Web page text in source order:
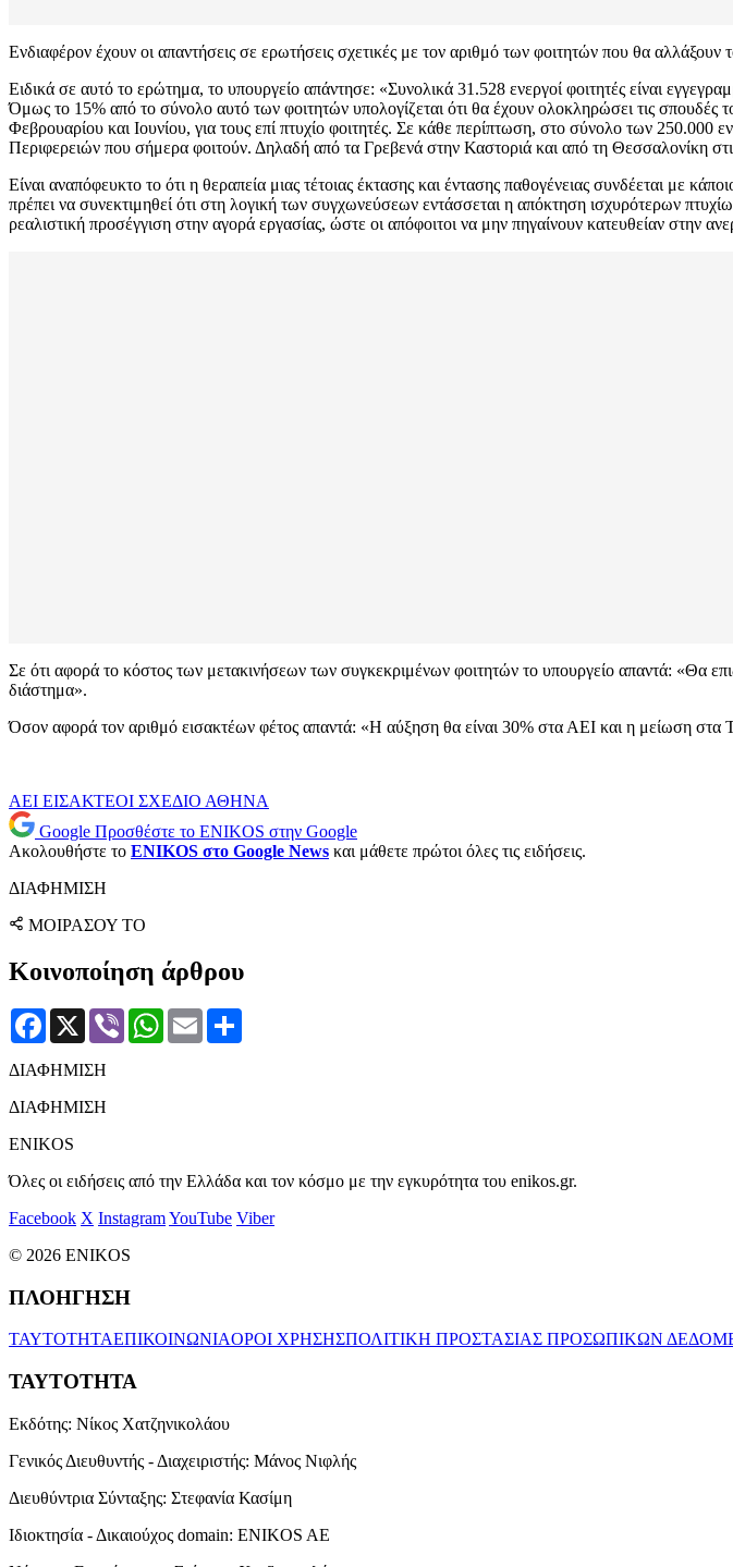
Ενδιαφέρον έχουν οι απαντήσεις σε ερωτήσεις σχετικές με τον αριθμό των φοιτητών που θα
Ειδικά σε αυτό το ερώτημα, το υπουργείο απάντησε: «Συνολικά 31.528 ενεργοί φοιτητές είναι
Όμως το 15% από το σύνολο αυτό των φοιτητών υπολογίζεται ότι θα έχουν ολοκληρώσει τις
Φεβρουαρίου και Ιουνίου, για τους επί πτυχίο φοιτητές. Σε κάθε περίπτωση, στο σύνολο των 250.000
Περιφερειών που σήμερα φοιτούν. Δηλαδή από τα Γρεβενά στην Καστοριά και από τη Θεσσαλονίκη
Είναι αναπόφευκτο το ότι η θεραπεία μιας τέτοιας έκτασης και έντασης παθογένειας συνδέεται με
πρέπει να συνεκτιμηθεί ότι στη λογική των συγχωνεύσεων εντάσσεται η απόκτηση ισχυρότερων
ρεαλιστική προσέγγιση στην αγορά εργασίας, ώστε οι απόφοιτοι να μην πηγαίνουν κατευθείαν
Σε ότι αφορά το κόστος των μετακινήσεων των συγκεκριμένων φοιτητών το υπουργείο απαντά: «Θα
διάστημα».
Όσον αφορά τον αριθμό εισακτέων φέτος απαντά: «Η αύξηση θα είναι 30% στα ΑΕΙ και η μείωση στα
ΑΕΙ ΕΙΣΑΚΤΕΟΙ ΣΧΕΔΙΟ ΑΘΗΝΑ
Google Προσθέστε το ENIKOS στην Google
Ακολουθήστε το ENIKOS στο Google News και μάθετε πρώτοι όλες τις ειδήσεις.
ΔΙΑΦΗΜΙΣΗ
ΜΟΙΡΑΣΟΥ ΤΟ
Κοινοποίηση άρθρου
Facebook
X Viber WhatsApp
Email
ΔΙΑΦΗΜΙΣΗ
ΔΙΑΦΗΜΙΣΗ
ENIKOS
Όλες οι ειδήσεις από την Ελλάδα και τον κόσμο με την εγκυρότητα του enikos.gr.
Facebook X InstagramYouTube Viber
© 2026 ENIKOS
ΠΛΟΗΓΗΣΗ
ΤΑΥΤΟΤΗΤΑΕΠΙΚΟΙΝΩΝΙΑΟΡΟΙ ΧΡΗΣΗΣΠΟΛΙΤΙΚΗ ΠΡΟΣΤΑΣΙΑΣ ΠΡΟΣΩΠΙΚΩΝ
ΤΑΥΤΟΤΗΤΑ
Εκδότης: Νίκος Χατζηνικολάου
Γενικός Διευθυντής - Διαχειριστής: Μάνος Νιφλής
Διευθύντρια Σύνταξης: Στεφανία Κασίμη
Ιδιοκτησία - Δικαιούχος domain: ENIKOS AE